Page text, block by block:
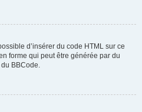
d’insérer du code HTML sur ce
forme qui peut être générée par du
BBCode.